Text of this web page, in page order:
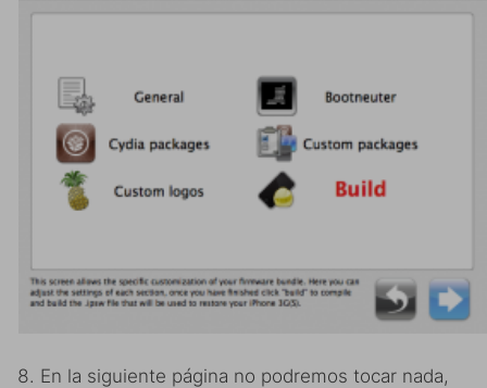
En la siguiente página no podremos tocar nada,